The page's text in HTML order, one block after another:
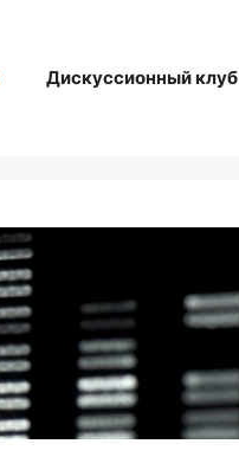
Дискуссионный клуб